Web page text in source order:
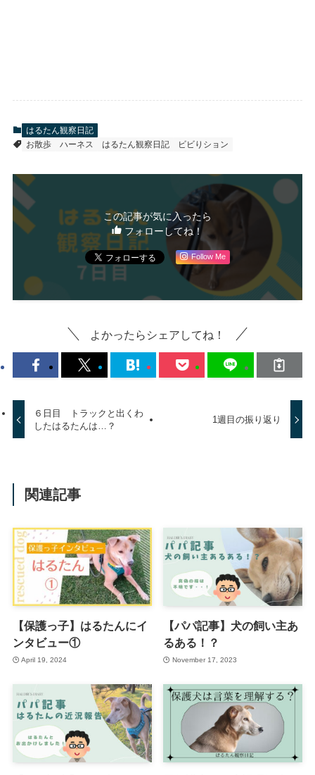
はるたん観察日記
お散歩
ハーネス はるたん観察日記 ビビりション
この記事が気に入ったら
フォローしてね！
Follow Me
よかったらシェアしてね！
６日目 トラックと出くわ
したはるたんは…？
1週目の振り返り
関連記事
【保護っ子】はるたんにイ
ンタビュー①
April 19, 2024
【パパ記事】犬の飼い主あ
るある！？
November 17, 2023